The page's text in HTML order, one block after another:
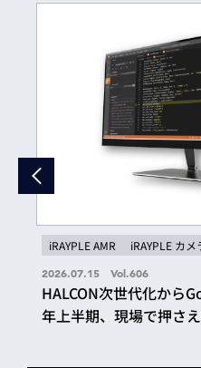
iRAYPLE AMR iRAYPLE カメ
2026.07.15 Vol.606
HALCON次世代化から
年上半期、現場で押さ